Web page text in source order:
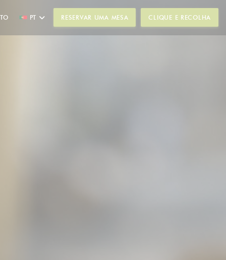
PT RESERVAR UMA MESA CLIQUE E RECOLHA